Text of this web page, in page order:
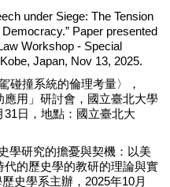
under Siege: The Tension
Paper presented
Workshop - Special
Japan, Nov 13, 2025.
碰撞系統的倫理考量〉，
應用」研討會，國立臺北大學
日，地點：國立臺北大
學研究的擔憂與契機：以美
的歷史學的教研的理論與實
史學系主辦，2025年10月